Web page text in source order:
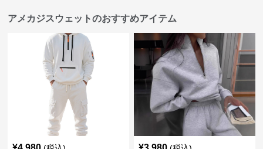
アメカジスウェットのおすすめアイテム